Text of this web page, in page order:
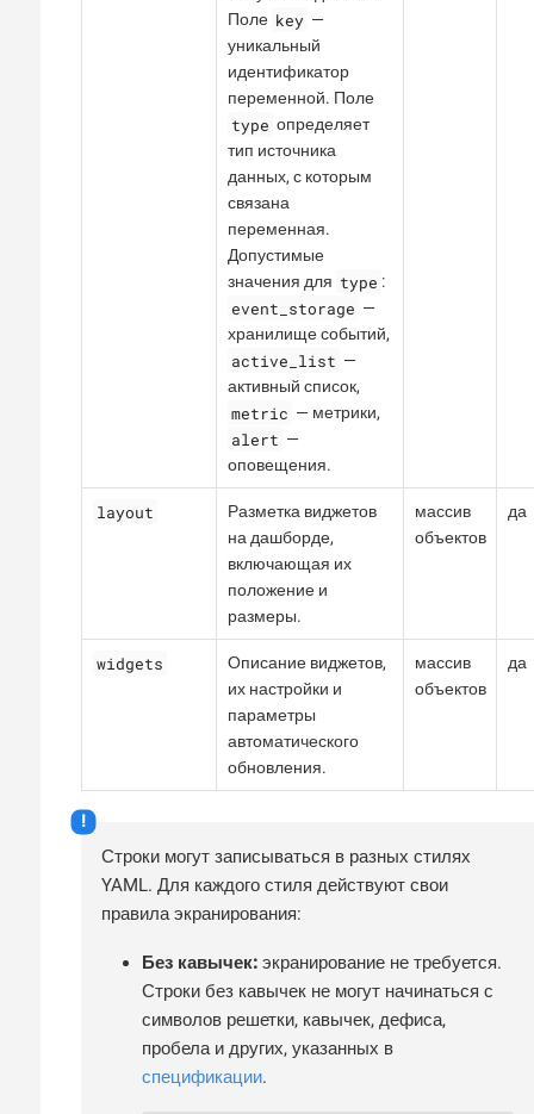
Поле key —
уникальный
идентификатор
переменной. Поле
type определяет
тип источника
данных, с которым
связана
переменная.
Допустимые
значения для type :
event_storage —
хранилище событий,
active_list —
активный список,
metric — метрики,
alert —
оповещения.
layout
Разметка виджетов
на дашборде,
включающая их
положение и
размеры.
массив
объектов
да
widgets
Описание виджетов,
их настройки и
параметры
автоматического
обновления.
массив
объектов
да
Строки могут записываться в разных стилях
YAML. Для каждого стиля действуют свои
правила экранирования:
Без кавычек: экранирование не требуется.
Строки без кавычек не могут начинаться с
символов решетки, кавычек, дефиса,
пробела и других, указанных в
спецификации.